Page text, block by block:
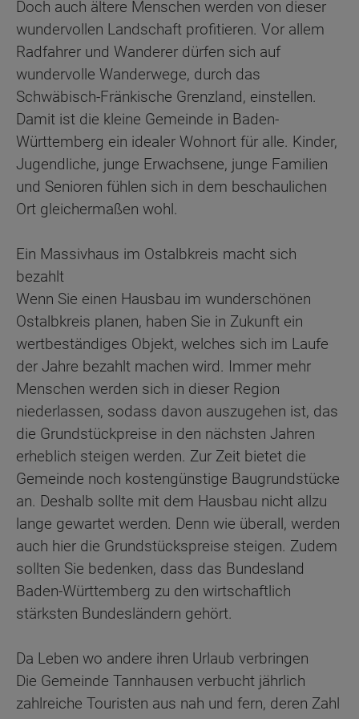
Doch auch ältere Menschen werden von dieser
wundervollen Landschaft profitieren. Vor allem
Radfahrer und Wanderer dürfen sich auf
wundervolle Wanderwege, durch das
Schwäbisch-Fränkische Grenzland, einstellen.
Damit ist die kleine Gemeinde in Baden-
Württemberg ein idealer Wohnort für alle. Kinder,
Jugendliche, junge Erwachsene, junge Familien
und Senioren fühlen sich in dem beschaulichen
Ort gleichermaßen wohl.
Ein Massivhaus im Ostalbkreis macht sich
bezahlt
Wenn Sie einen Hausbau im wunderschönen
Ostalbkreis planen, haben Sie in Zukunft ein
wertbeständiges Objekt, welches sich im Laufe
der Jahre bezahlt machen wird. Immer mehr
Menschen werden sich in dieser Region
niederlassen, sodass davon auszugehen ist, das
die Grundstückpreise in den nächsten Jahren
erheblich steigen werden. Zur Zeit bietet die
Gemeinde noch kostengünstige Baugrundstücke
an. Deshalb sollte mit dem Hausbau nicht allzu
lange gewartet werden. Denn wie überall, werden
auch hier die Grundstückspreise steigen. Zudem
sollten Sie bedenken, dass das Bundesland
Baden-Württemberg zu den wirtschaftlich
stärksten Bundesländern gehört.
Da Leben wo andere ihren Urlaub verbringen
Die Gemeinde Tannhausen verbucht jährlich
zahlreiche Touristen aus nah und fern, deren Zahl